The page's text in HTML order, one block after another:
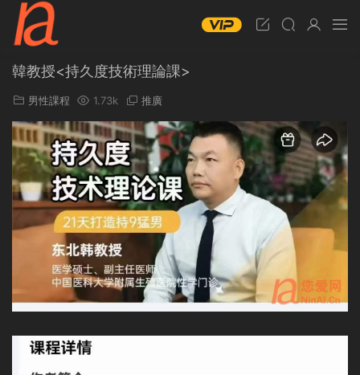
韓教授<持久度技術理論課>
男性課程 1.73k 推廣